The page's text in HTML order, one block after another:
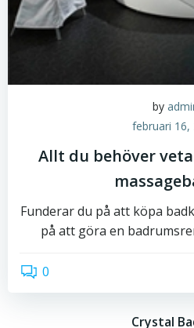
by
februari 16,
Allt du behöver
Funderar du på att köpa
på att göra en
0
Crystal